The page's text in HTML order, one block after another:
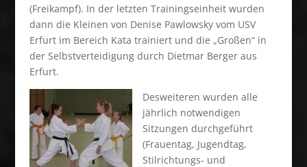
(Freikampf). In der letzten Trainingseinheit wurden
dann die Kleinen von Denise Pawlowsky vom USV
Erfurt im Bereich Kata trainiert und die „Großen“ in
der Selbstverteidigung durch Dietmar Berger aus
Erfurt.
Desweiteren wurden alle
jährlich notwendigen
Sitzungen durchgeführt
(Frauentag, Jugendtag,
Stilrichtungs- und